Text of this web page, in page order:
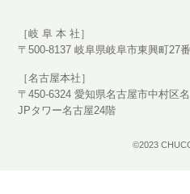
［岐 阜 本 社］
〒500-8137 岐阜県岐阜市東興町27
［名古屋本社］
〒450-6324 愛知県名古屋市中村区
JPタワー名古屋24階
©2023